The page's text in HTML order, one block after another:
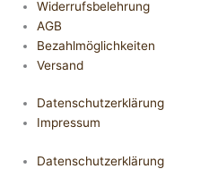
Widerrufsbelehrung
AGB
Bezahlmöglichkeiten
Versand
Datenschutzerklärung
Impressum
Datenschutzerklärung